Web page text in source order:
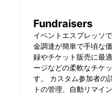
Fundraisers
イベントエスプレッソ
金調達が簡単で手頃な
録やチケット販売に最
ージなどの柔軟なチケ
す。 カスタム参加者の
トの管理、自動リマイ